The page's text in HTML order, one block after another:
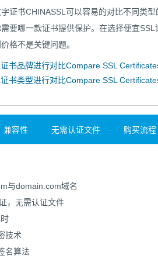
证书CHINASSL可以容易的对比不同类
要哪一款证书提供保护。在选择便宜
格不是关键问题。
书品牌进行对比Compare SSL
书类型进行对比Compare SSL
兼容性 无需认证文件 购买流程
与domain.com域名
，无需认证文件
技术
名算法